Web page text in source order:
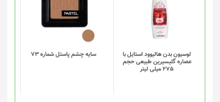
لوسیون بدن هالیوود استایل با
عصاره گلیسیرین طبیعی حجم
275 میلی لیتر
سایه چشم پاستل شماره 73